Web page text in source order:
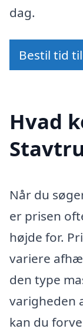
dag.
Bestil tid
Hvad
Når du
er prisen
højde for.
variere
den type
varigheden
kan du